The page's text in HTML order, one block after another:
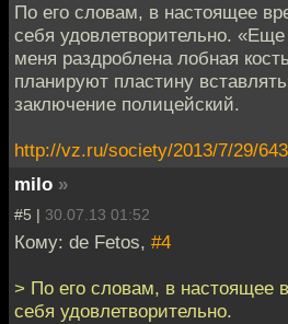
По его словам, в настоящее
себя удовлетворительно.
меня раздроблена лобная
планируют пластину
заключение полицейский.
http://vz.ru/society/2013/7/29/
milo »
#5 | 30.07.13 01:52
Кому: de Fetos, #4
> По его словам, в настоящее
себя удовлетворительно.